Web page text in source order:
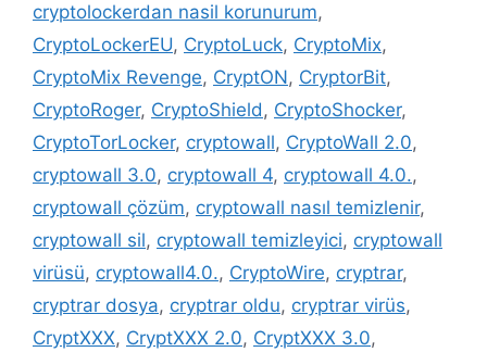
cryptolockerdan nasil korunurum,
CryptoLockerEU, CryptoLuck, CryptoMix,
CryptoMix Revenge, CryptON, CryptorBit,
CryptoRoger, CryptoShield, CryptoShocker,
CryptoTorLocker, cryptowall, CryptoWall 2.0,
cryptowall 3.0, cryptowall 4, cryptowall 4.0.,
cryptowall çözüm, cryptowall nasıl temizlenir,
cryptowall sil, cryptowall temizleyici, cryptowall
virüsü, cryptowall4.0., CryptoWire, cryptrar,
cryptrar dosya, cryptrar oldu, cryptrar virüs,
CryptXXX, CryptXXX 2.0, CryptXXX 3.0,